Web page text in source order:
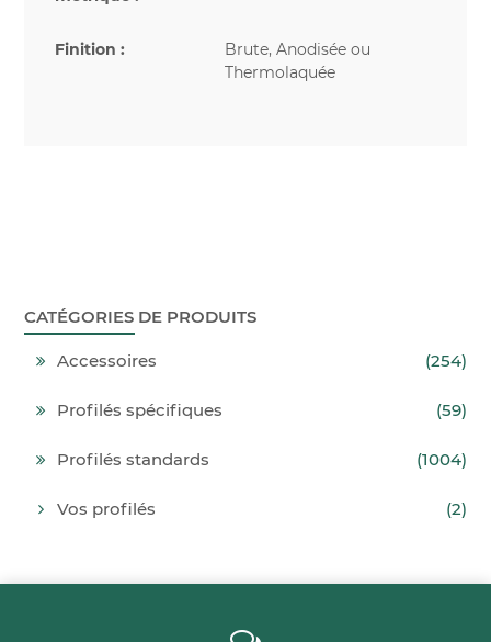
Finition :
Brute, Anodisée ou
Thermolaquée
CATÉGORIES DE PRODUITS
Accessoires (254)
Profilés spécifiques (59)
Profilés standards (1004)
Vos profilés (2)